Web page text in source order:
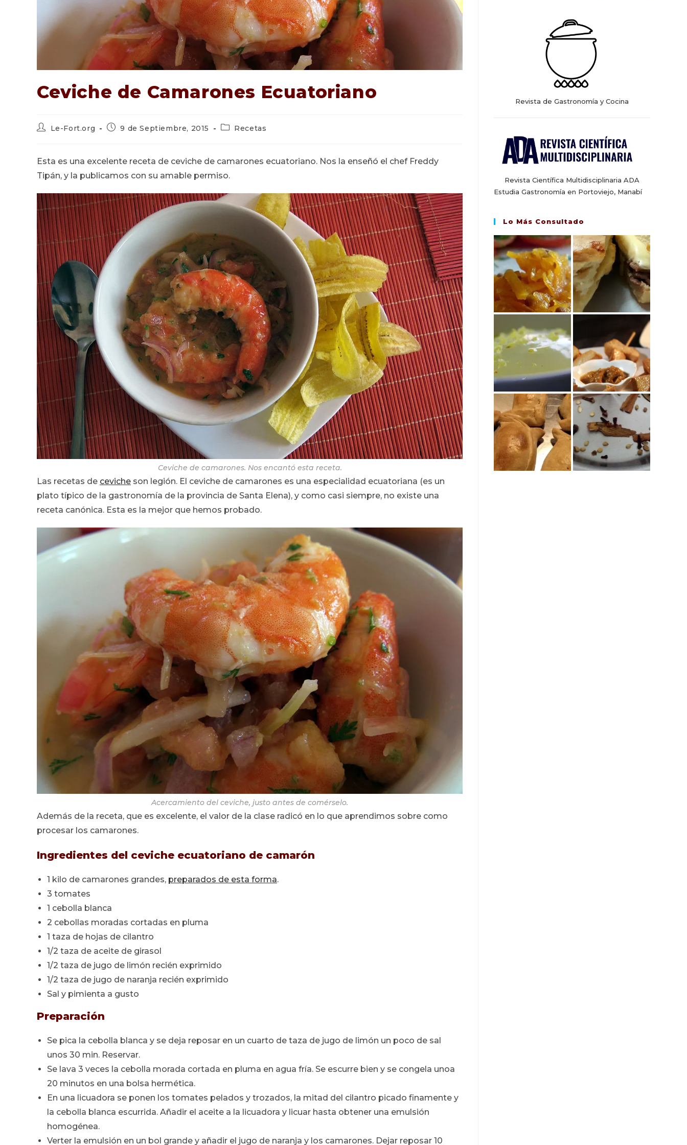
Ceviche de Camarones Ecuatoriano
Autor
entrada:
Le-Fort.org
Publicación
entrada:
9 de Septiembre, 2015
Categoría
Recetas
Esta es una excelente receta de ceviche de camarones ecuatoriano. Nos la enseñó el chef Freddy
Tipán, y la publicamos con su amable permiso.
Ceviche de camarones. Nos encantó esta receta.
Las recetas de ceviche son legión. El ceviche de camarones es una especialidad ecuatoriana (es un
plato típico de la gastronomía de la provincia de Santa Elena), y como casi siempre, no existe una
receta canónica. Esta es la mejor que hemos probado.
Acercamiento del ceviche, justo antes de comérselo.
Además de la receta, que es excelente, el valor de la clase radicó en lo que aprendimos sobre como
procesar los camarones.
Ingredientes del ceviche ecuatoriano de camarón
1 kilo de camarones grandes, preparados de esta forma.
3 tomates
1 cebolla blanca
2 cebollas moradas cortadas en pluma
1 taza de hojas de cilantro
1/2 taza de aceite de girasol
1/2 taza de jugo de limón recién exprimido
1/2 taza de jugo de naranja recién exprimido
Sal y pimienta a gusto
Preparación
Se pica la cebolla blanca y se deja reposar en un cuarto de taza de jugo de limón un poco de sal
unos 30 min. Reservar.
Se lava 3 veces la cebolla morada cortada en pluma en agua fría. Se escurre bien y se congela unoa
20 minutos en una bolsa hermética.
En una licuadora se ponen los tomates pelados y trozados, la mitad del cilantro picado finamente y
la cebolla blanca escurrida. Añadir el aceite a la licuadora y licuar hasta obtener una emulsión
homogénea.
Verter la emulsión en un bol grande y añadir el jugo de naranja y los camarones. Dejar reposar 10
Revista de Gastronomía y Cocina
Revista Científica Multidisciplinaria ADA
Estudia Gastronomía en Portoviejo, Manabí
Lo Más Consultado